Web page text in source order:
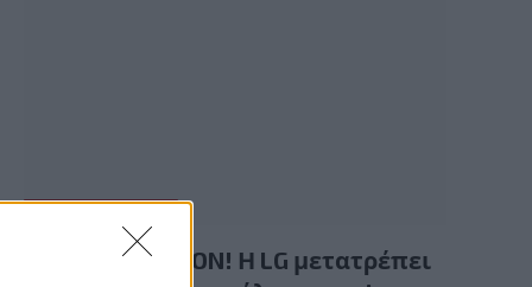
Summer Mode ON! Η LG μετατρέπει